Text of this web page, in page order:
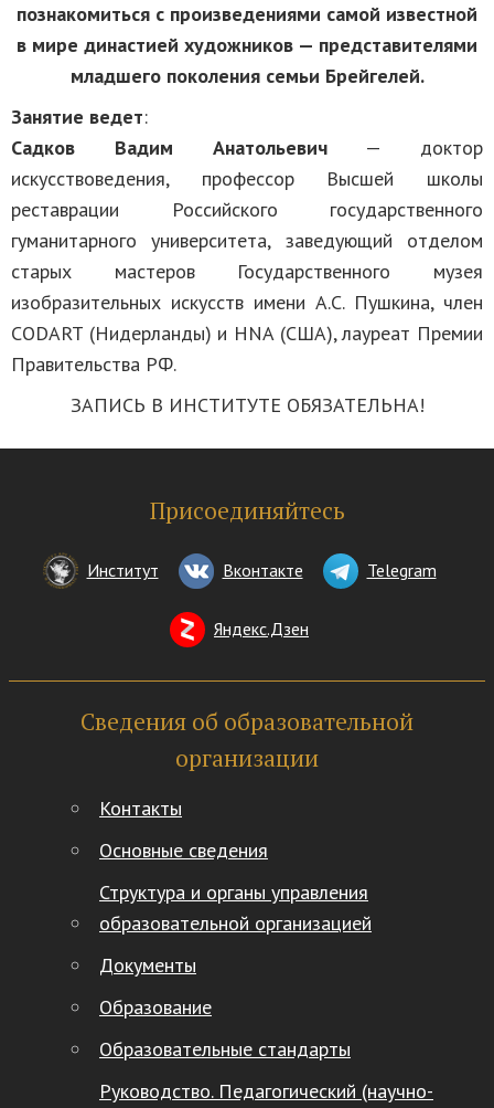
познакомиться с произведениями самой известной
в мире династией художников — представителями
младшего поколения семьи Брейгелей.
Занятие ведет:
Садков Вадим Анатольевич— доктор
искусствоведения, профессор Высшей школы
реставрации Российского государственного
гуманитарного университета, заведующий отделом
старых мастеров Государственного музея
изобразительных искусств имени А.С. Пушкина, член
CODART (Нидерланды) и HNA (США), лауреат Премии
Правительства РФ.
ЗАПИСЬ В ИНСТИТУТЕ ОБЯЗАТЕЛЬНА!
Присоединяйтесь
Институт Вконтакте Telegram
Яндекс.Дзен
Сведения об образовательной
организации
Контакты
Основные сведения
Структура и органы управления
образовательной организацией
Документы
Образование
Образовательные стандарты
Руководство. Педагогический (научно-